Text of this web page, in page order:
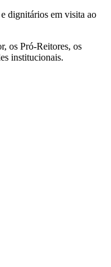
dignitários em visita ao
os Pró-Reitores, os
institucionais.